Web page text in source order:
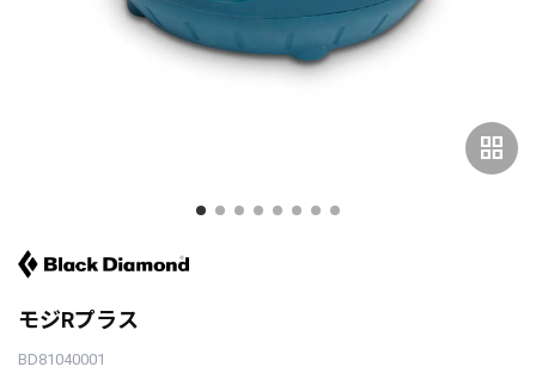
grid_view
モジRプラス
BD81040001